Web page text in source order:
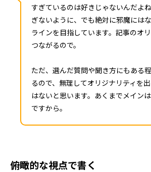
すぎているのは好きじゃないんだよ
ぎないように、でも絶対に邪魔には
ラインを目指しています。記事のオ
つながるので。
ただ、選んだ質問や聞き方にもある
るので、無理してオリジナリティを
はないと思います。あくまでメイン
ですから。
俯瞰的な視点で書く